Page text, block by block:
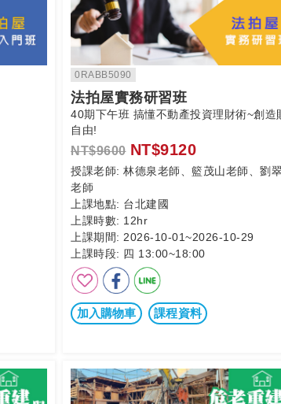
0RABB5090
法拍屋實務研習班
40期下午班 搞懂不動產投資理財術~創造
自由!
NT$9600 NT$9120
授課老師: 林德泉老師、籃茂山老師、劉
老師
上課地點: 台北建國
上課時數: 12hr
上課期間: 2026-10-01~2026-10-29
上課時段: 四 13:00~18:00
加入購物車 課程資料